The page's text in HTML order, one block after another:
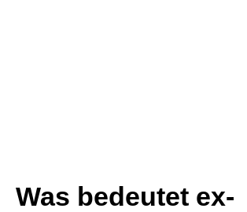
Was bedeutet ex-